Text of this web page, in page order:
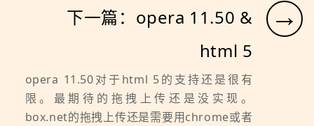
→
下一篇：opera 11.50 &
html 5
opera 11.50对于html 5的支持还是很有
限。最期待的拖拽上传还是没实现。
box.net的拖拽上传还是需要用chrome或者